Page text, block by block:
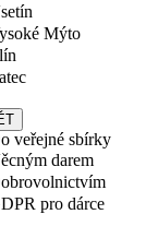
Mýto
veřejné sbírky
darem
pro dárce